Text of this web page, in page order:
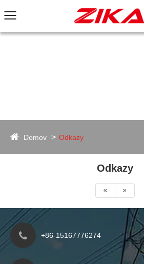
Domov Odkazy
Odkazy
« »
+86-15167776274